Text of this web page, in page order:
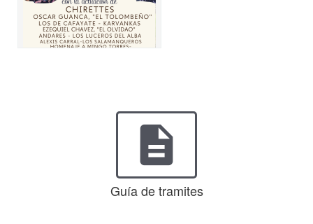
description
Guía de tramites